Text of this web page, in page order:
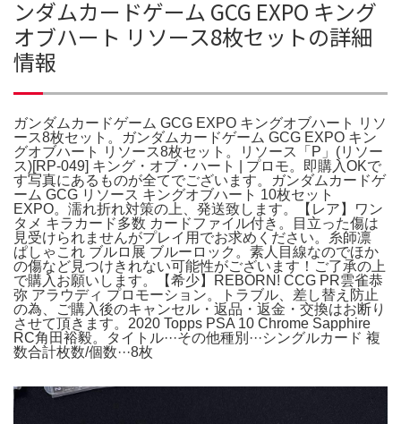
ンダムカードゲーム GCG EXPO キング
オブハート リソース8枚セットの詳細
情報
ガンダムカードゲーム GCG EXPO キングオブハート リソ
ース8枚セット。ガンダムカードゲーム GCG EXPO キン
グオブハート リソース8枚セット。リソース「P」(リソー
ス)[RP-049] キング・オブ・ハート | プロモ。即購入OKで
す写真にあるものが全てでございます。ガンダムカードゲ
ーム GCG リソース キングオブハート 10枚セット
EXPO。濡れ折れ対策の上、発送致します。【レア】ワン
タメ キラカード多数 カードファイル付き。目立った傷は
見受けられませんがプレイ用でお求めください。糸師凛
ぱしゃこれ ブルロ展 ブルーロック。素人目線なのでほか
の傷など見つけきれない可能性がございます！ご了承の上
で購入お願いします。【希少】REBORN! CCG PR雲雀恭
弥 アラウディ プロモーション。トラブル、差し替え防止
の為、ご購入後のキャンセル・返品・返金・交換はお断り
させて頂きます。2020 Topps PSA 10 Chrome Sapphire
RC角田裕毅。タイトル···その他種別···シングルカード 複
数合計枚数/個数···8枚